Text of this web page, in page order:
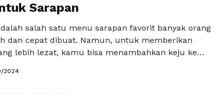
saja. …
Sarapan
salah satu menu sarapan favorit banyak orang
dan cepat dibuat. Namun, untuk memberikan
lebih lezat, kamu bisa menambahkan keju ke
antara telur dan keju menciptakan
gurih dan creamy, cocok untuk mengawali hari.
2024